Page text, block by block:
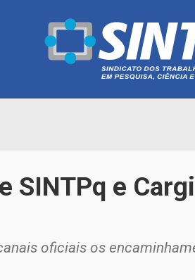
SINTPq e
oficiais os